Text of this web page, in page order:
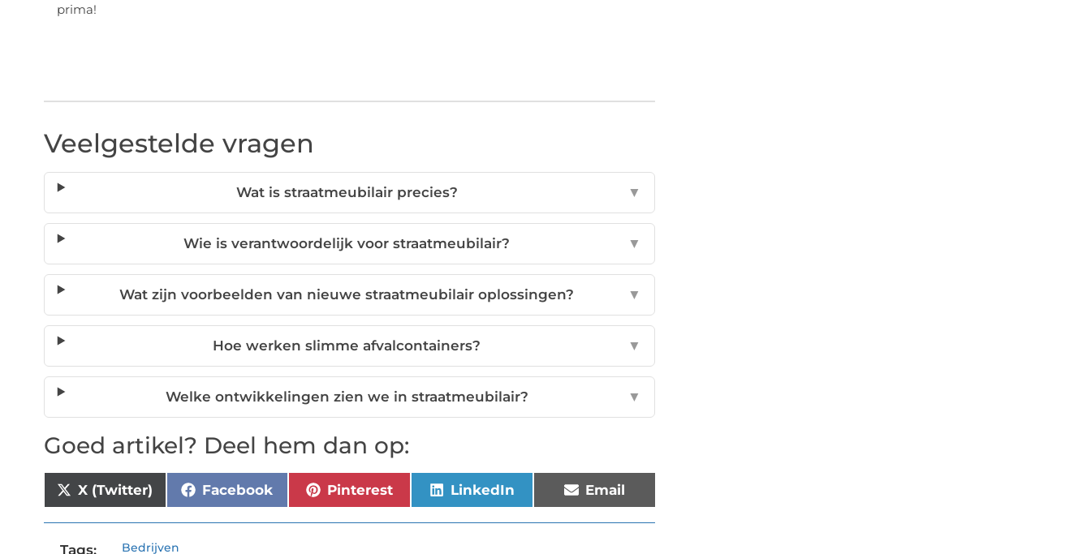
prima!
Veelgestelde vragen
Wat is straatmeubilair precies? ▼
Wie is verantwoordelijk voor straatmeubilair? ▼
Wat zijn voorbeelden van nieuwe straatmeubilair oplossingen? ▼
Hoe werken slimme afvalcontainers? ▼
Welke ontwikkelingen zien we in straatmeubilair? ▼
Goed artikel? Deel hem dan op:
X (Twitter) Facebook Pinterest LinkedIn Email
Tags: Bedrijven